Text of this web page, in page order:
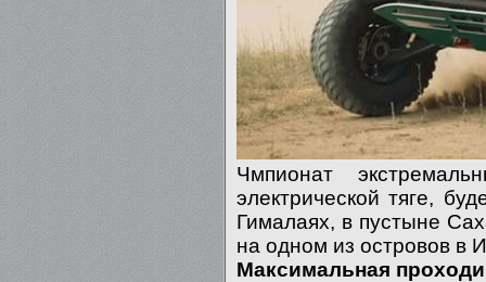
Чмпионат
электрической тяге,
Гималаях, в пустыне
на одном из островов в
Максимальная